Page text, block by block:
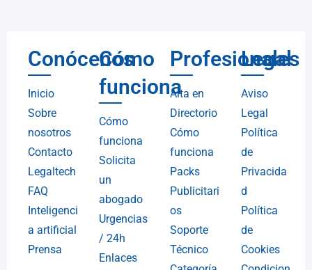
Conócenos
Inicio
Sobre
nosotros
Contacto
Legaltech
FAQ
Inteligenci
a artificial
Prensa
Cómo
funciona
Cómo
funciona
Solicita
un
abogado
Urgencias
/ 24h
Enlaces
Profesionales
Alta en
Directorio
Cómo
funciona
Packs
Publicitari
os
Soporte
Técnico
Legal
Aviso
Legal
Política
de
Privacida
d
Política
de
Cookies